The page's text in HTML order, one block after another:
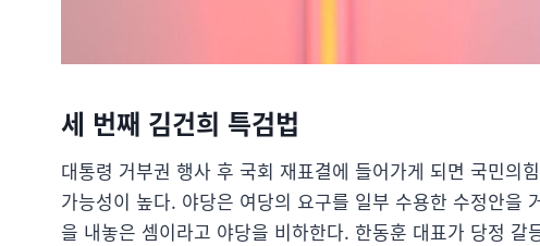
세 번째 김건희 특검법
대통령 거부권 행사 후 국회 재표결에 들어가게 되면 국민의
가능성이 높다. 야당은 여당의 요구를 일부 수용한 수정안을
을 내놓은 셈이라고 야당을 비하한다. 한동훈 대표가 당정